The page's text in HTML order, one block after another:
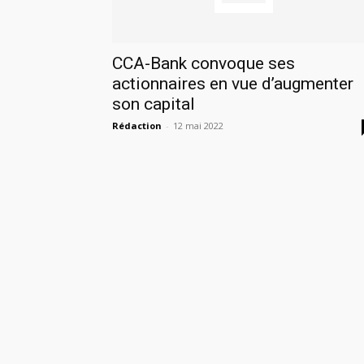
CCA-Bank convoque ses
actionnaires en vue d’augmenter
son capital
Rédaction - 12 mai 2022